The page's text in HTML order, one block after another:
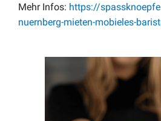
Mehr Infos: https://
nuernberg-mieten-mobieles-